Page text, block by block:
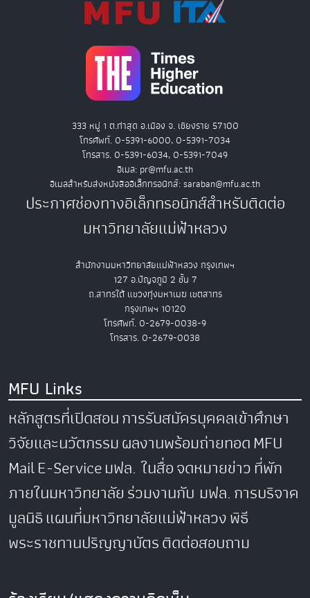
333 หมู่ 1 ต.ท่าสุด อ.เมือง จ. เชียงราย 57100
โทรศัพท์. 0-5391-6000, 0-5391-7034
โทรสาร. 0-5391-6034, 0-5391-7049
อีเมล: pr@mfu.ac.th
อีเมลสำหรับส่งหนังสืออิเล็กทรอนิกส์: saraban@mfu.ac.th
ประกาศช่องทางอิเล็กทรอนิกส์สำหรับติดต่อ
มหาวิทยาลัยแม่ฟ้าหลวง
สำนักงานมหาวิทยาลัยแม่ฟ้าหลวง กรุงเทพฯ
127 อ.ปัญจภูมิ 2 ชั้น 7
ถ.สาทรใต้ แขวงทุ่งมหาเมฆ เขตสาทร
กรุงเทพฯ 10120
โทรศัพท์. 0-2679-0038-9
โทรสาร. 0-2679-0038
MFU Links
หลักสูตรที่เปิดสอนการรับสมัครบุคคลเข้าศึกษา
วิจัยและนวัตกรรมผลงานพร้อมถ่ายทอดMFU
MailE-Serviceมฟล. ในสื่อจดหมายข่าวที่พัก
ภายในมหาวิทยาลัยร่วมงานกับ มฟล.การบริจาค
มูลนิธิแผนที่มหาวิทยาลัยแม่ฟ้าหลวงพิธี
พระราชทานปริญญาบัตรติดต่อสอบถาม